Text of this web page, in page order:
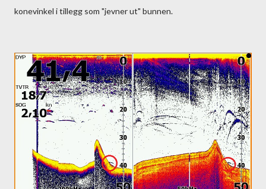
konevinkel i tillegg som "jevner ut" bunnen.